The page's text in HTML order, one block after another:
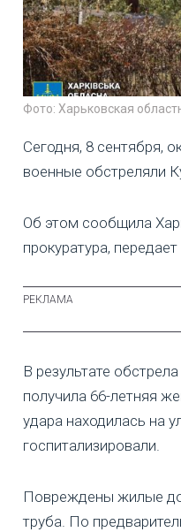
Фото: Харьковская
Сегодня, 8 сентября,
военные обстреляли
Об этом сообщила
прокуратура,
В результате
получила 66-летняя
удара находилась на
госпитализировали.
Повреждены жилые
труба. По